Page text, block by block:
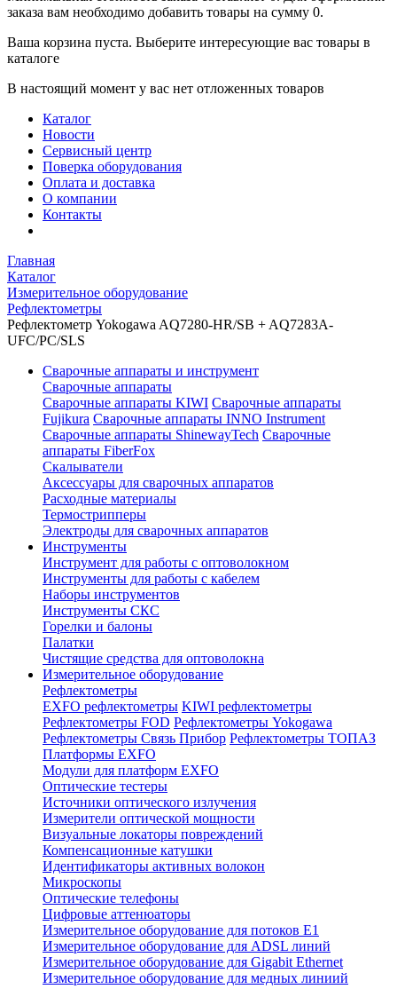
заказа вам необходимо добавить товары на сумму 0.
Ваша корзина пуста. Выберите интересующие вас товары в
каталоге
В настоящий момент у вас нет отложенных товаров
Каталог
Новости
Сервисный центр
Поверка оборудования
Оплата и доставка
О компании
Контакты
Главная
Каталог
Измерительное оборудование
Рефлектометры
Рефлектометр Yokogawa AQ7280-HR/SB + AQ7283A-
UFC/PC/SLS
Сварочные аппараты и инструмент
Сварочные аппараты
Сварочные аппараты KIWI Сварочные аппараты
Fujikura Сварочные аппараты INNO Instrument
Сварочные аппараты ShinewayTech Cварочные
аппараты FiberFox
Скалыватели
Аксессуары для сварочных аппаратов
Расходные материалы
Термострипперы
Электроды для сварочных аппаратов
Инструменты
Инструмент для работы с оптоволокном
Инструменты для работы с кабелем
Наборы инструментов
Инструменты СКС
Горелки и балоны
Палатки
Чистящие средства для оптоволокна
Измерительное оборудование
Рефлектометры
EXFO рефлектометры KIWI рефлектометры
Рефлектометры FOD Рефлектометры Yokogawa
Рефлектометры Связь Прибор Рефлектометры ТОПАЗ
Платформы EXFO
Модули для платформ EXFO
Оптические тестеры
Источники оптического излучения
Измерители оптической мощности
Визуальные локаторы повреждений
Компенсационные катушки
Идентификаторы активных волокон
Микроскопы
Оптические телефоны
Цифровые аттенюаторы
Измерительное оборудование для потоков Е1
Измерительное оборудование для ADSL линий
Измерительное оборудование для Gigabit Ethernet
Измерительное оборудование для медных линиий